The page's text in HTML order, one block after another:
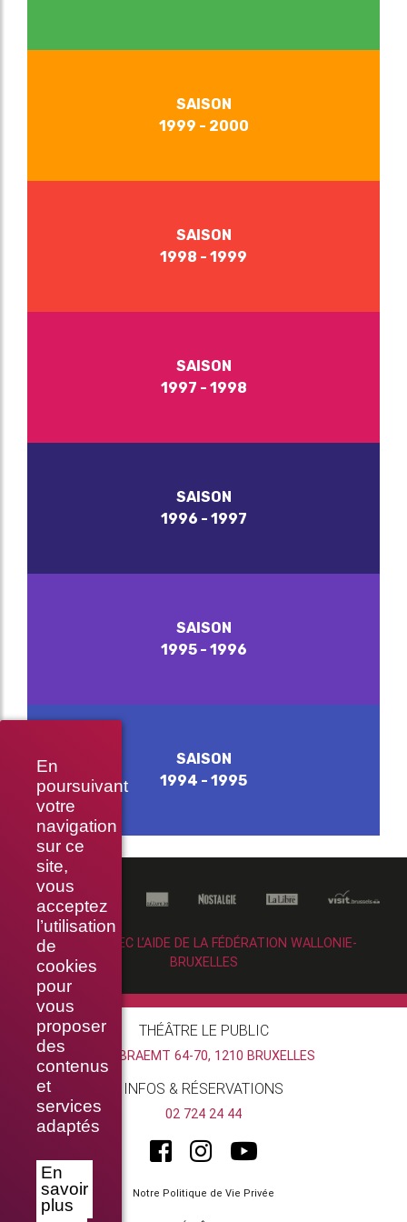
En
poursuivant
votre
navigation
sur ce
site,
vous
acceptez
l’utilisation
de
cookies
pour
vous
proposer
des
contenus
et
services
adaptés
En
savoir
plus
SAISON
1999 - 2000
SAISON
1998 - 1999
SAISON
1997 - 1998
SAISON
1996 - 1997
SAISON
1995 - 1996
SAISON
1994 - 1995
RÉALISÉ AVEC L’AIDE DE LA FÉDÉRATION WALLONIE-
BRUXELLES
THÉÂTRE LE PUBLIC
RUE BRAEMT 64-70, 1210 BRUXELLES
INFOS & RÉSERVATIONS
02 724 24 44
Notre Politique de Vie Privée